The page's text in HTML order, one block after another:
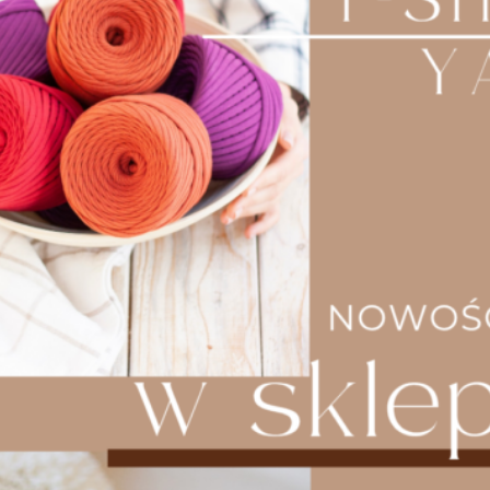
podkładek, koszyków i toreb, Projekty DIY
– doskonały
do rękodzieła, np. biżuterii, breloczków czy łapaczy
snów,Dekoracje wnętrz– może być używany do
ozdabiania poduszek, zasłon i innych tekstyliów.
Dlaczego warto wybrać nasz sznurek
bawełniany 5mm Crochet?
Naturalny i ekologiczny materiał, Trwała i estetyczna
pleciona struktura, Uniwersalność – szerokie
zastosowanie w rękodziele, Łatwość w użytkowaniu i
pielęgnacji, Bogata gama kolorystyczna – dopasuj
idealny odcień do swojego projektu.
Niezależnie od tego, czy jesteś profesjonalistą, czy
dopiero zaczynasz swoją przygodę z rękodziełem,
sznurek bawełniany pleciony 5 mm to doskonały wybór.
Twórz unikalne, stylowe i trwałe projekty, które